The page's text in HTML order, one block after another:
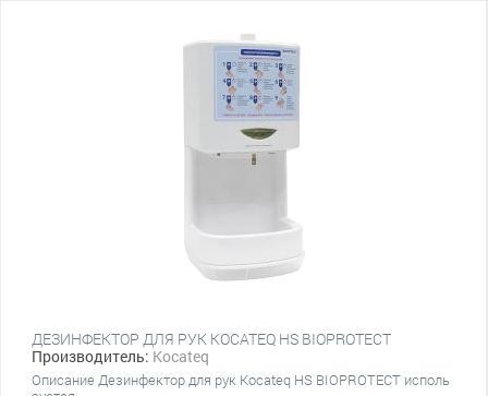
ДЕЗИНФЕКТОР ДЛЯ РУК KOCATEQ HS BIOPROTECT
Производитель: Kocateq
Описание Дезинфектор для рук Kocateq HS BIOPROTECT исполь